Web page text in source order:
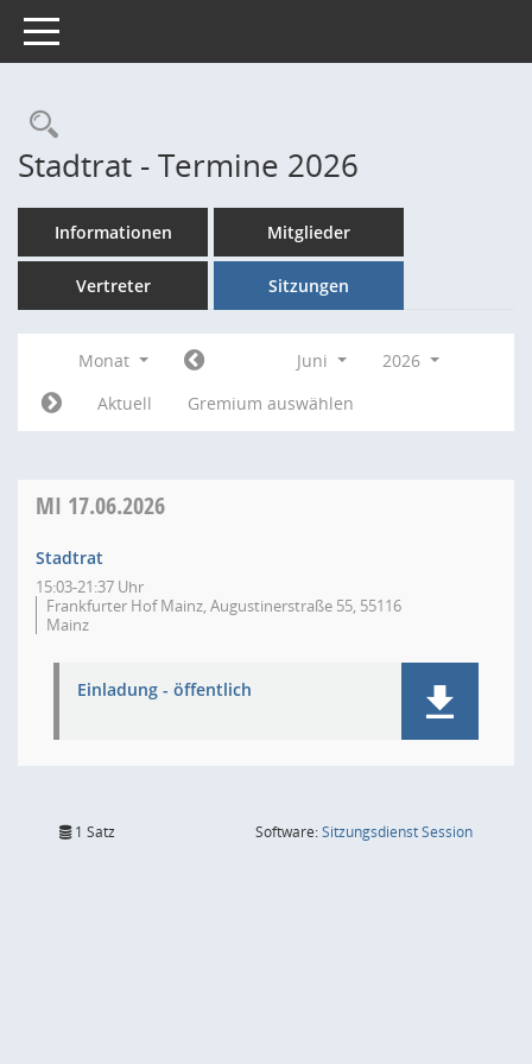
Toggle navigation
Rechercheauswahl
Stadtrat - Termine 2026
Informationen Mitglieder
Vertreter Sitzungen
Monat Juni
2026
Aktuell
Gremium auswählen
MI 17.06.2026
Stadtrat
15:03-21:37 Uhr
Frankfurter Hof Mainz, Augustinerstraße 55, 55116
Mainz
Einladung - öffentlich
1 Satz Software:SitzungsdienstSession(Wird in